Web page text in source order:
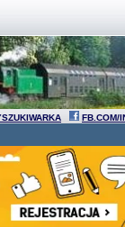
FB.COM/